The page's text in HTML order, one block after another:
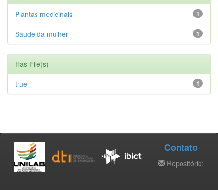
1
Plantas medicinais
1
Saúde da mulher
Has File(s)
1
true
Contato
Repositório: